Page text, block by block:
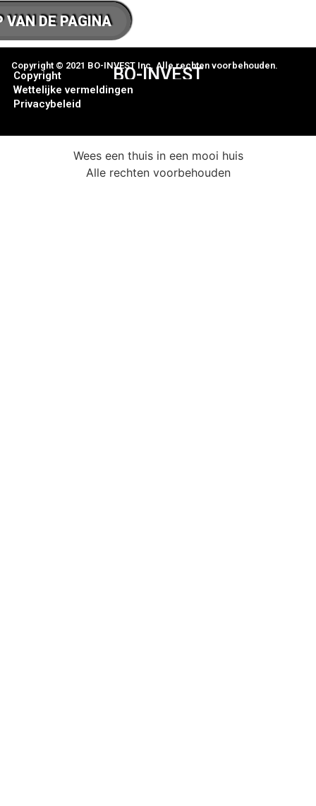
VAN DE PAGINA
BO-INVEST
Copyright © 2021 BO-INVEST Inc. Alle rechten voorbehouden.
Copyright
Wettelijke vermeldingen
Privacybeleid
Wees een thuis in een mooi huis
Alle rechten voorbehouden